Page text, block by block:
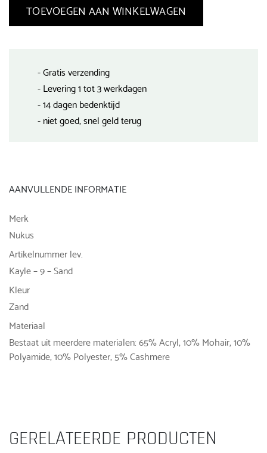
TOEVOEGEN AAN WINKELWAGEN
- Gratis verzending
- Levering 1 tot 3 werkdagen
- 14 dagen bedenktijd
- niet goed, snel geld terug
AANVULLENDE INFORMATIE
Merk
Nukus
Artikelnummer lev.
Kayle – 9 – Sand
Kleur
Zand
Materiaal
Bestaat uit meerdere materialen: 65% Acryl, 10% Mohair, 10%
Polyamide, 10% Polyester, 5% Cashmere
GERELATEERDE PRODUCTEN